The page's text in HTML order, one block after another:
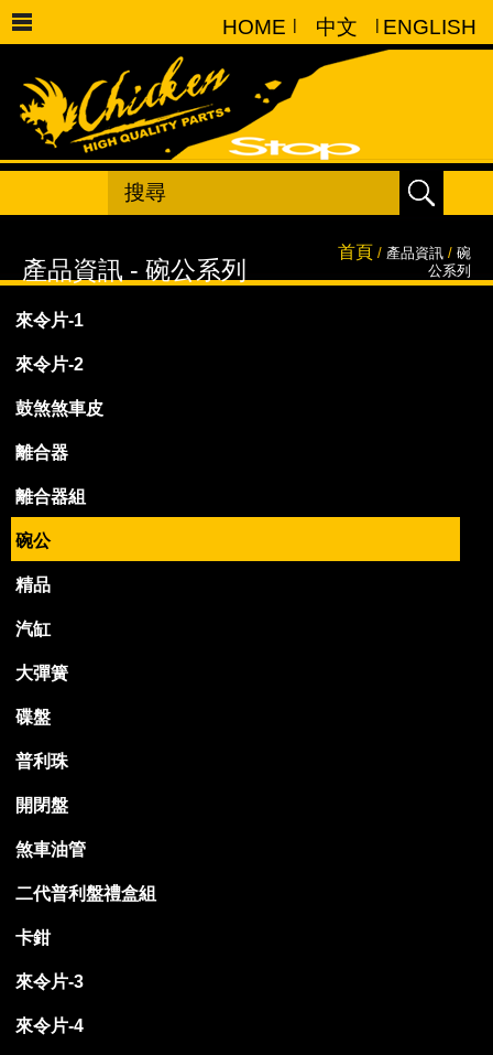
HOME | 中文 | ENGLISH
首頁 / 產品資訊 / 碗
公系列
來令片-1
來令片-2
鼓煞煞車皮
離合器
離合器組
碗公
精品
汽缸
大彈簧
碟盤
普利珠
開閉盤
煞車油管
二代普利盤禮盒組
卡鉗
來令片-3
來令片-4